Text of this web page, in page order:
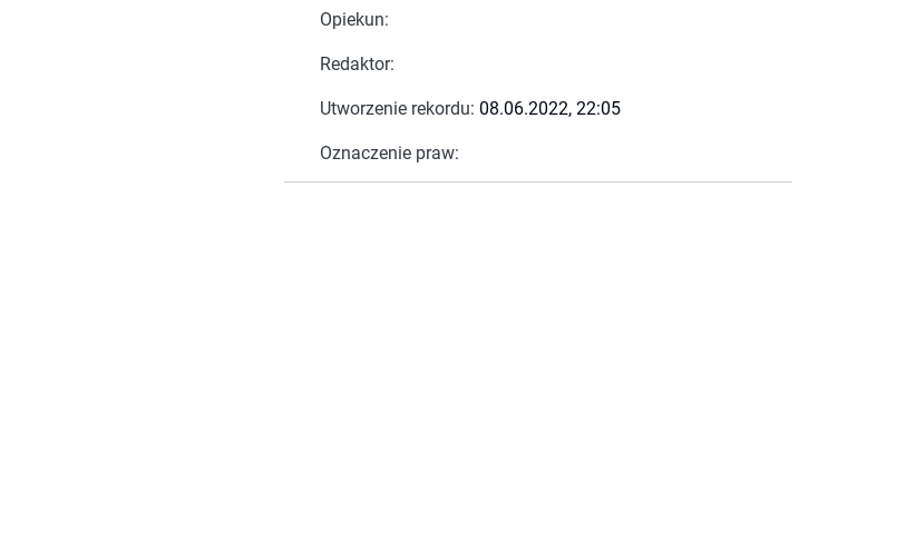
Opiekun:
Redaktor:
Utworzenie rekordu: 08.06.2022, 22:05
Oznaczenie praw: